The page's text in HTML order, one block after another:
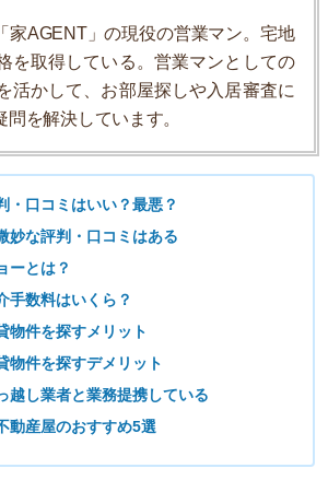
家AGENT」の現役の営業マン。宅地
を取得している。営業マンとしての
活かして、お部屋探しや入居審査に
を解決しています。
・口コミはいい？最悪？
妙な評判・口コミはある
ーとは？
手数料はいくら？
物件を探すメリット
物件を探すデメリット
越し業者と業務提携している
動産屋のおすすめ5選